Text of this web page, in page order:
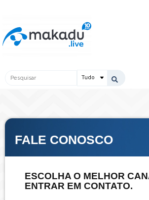
conteúdo
Pesquisar
FALE CONOSCO
ESCOLHA O MELHOR
ENTRAR EM CONTATO.